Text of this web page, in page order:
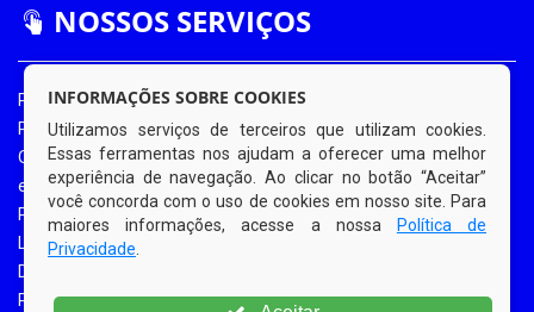
NOSSOS SERVIÇOS
Portal da Transparência
Portal da Transparência COVID-19
Ouvidoria Eletrônica
e-SIC
Processos de Licitação
Licitações em Andamento
Diário Oficial
Portal do Contribuinte
INFORMAÇÕES SOBRE COOKIES
Utilizamos serviços de terceiros que utilizam cookies.
Essas ferramentas nos ajudam a oferecer uma melhor
experiência de navegação. Ao clicar no botão “Aceitar”
você concorda com o uso de cookies em nosso site. Para
maiores informações, acesse a nossa
Política de
Privacidade